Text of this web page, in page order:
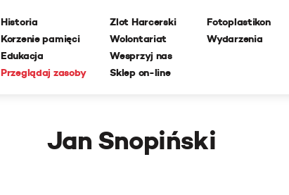
Historia
Korzenie pamięci
Edukacja
Przeglądaj zasoby
Zlot Harcerski
Wolontariat
Wesprzyj nas
Sklep on-line
Fotoplastikon
Wydarzenia
Jan Snopiński